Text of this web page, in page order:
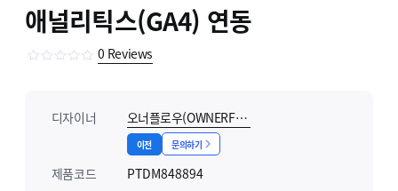
애널리틱스(GA4) 연동
0 Reviews
디자이너 오너플로우(OWNERFLOW)
이전 문의하기
제품코드
PTDM848894